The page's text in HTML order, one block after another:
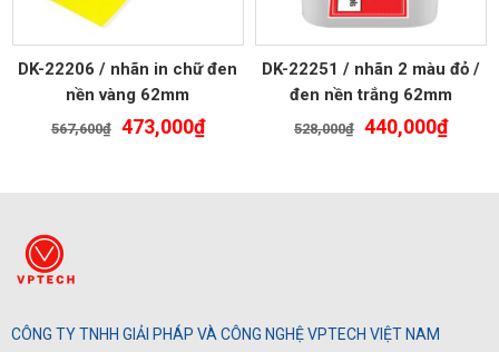
DK-22206 / nhãn in chữ đen
nền vàng 62mm
567,600₫
Giá
473,000₫Giá
DK-22251 / nhãn 2 màu đỏ /
đen nền trắng 62mm
528,000₫ Giá
440,000₫Giá
CÔNG TY TNHH GIẢI PHÁP VÀ CÔNG NGHỆ VPTECH VIỆT NAM